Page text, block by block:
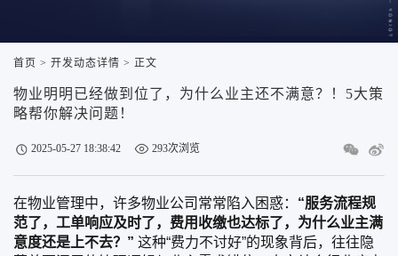
首页 > 开发动态详情 > 正文
物业明明已经做到位了，为什么业主还不满意？！5大策
略帮你解决问题！
2025-05-27 18:38:42 293次浏览
在物业管理中，许多物业公司常常陷入困惑： “服务流程规
范了，工单响应及时了，费用收缴也达标了，为什么业主满
意度还是上不去？” 这种“费力不讨好”的现象背后，往往隐